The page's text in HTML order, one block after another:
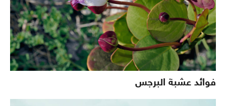
فوائد عشبة البرجس